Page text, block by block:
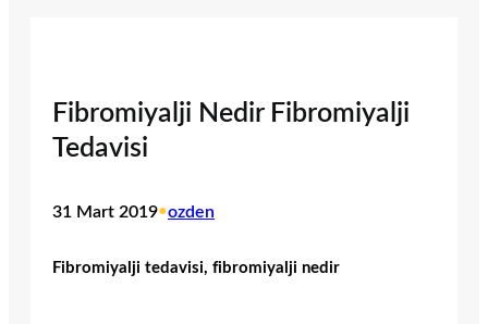
Fibromiyalji Nedir Fibromiyalji
Tedavisi
31 Mart 2019•ozden
Fibromiyalji tedavisi, fibromiyalji nedir